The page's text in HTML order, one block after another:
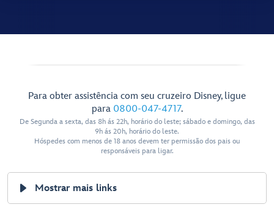
Para obter assistência com seu cruzeiro Disney, ligue
para 0800-047-4717.
De Segunda a sexta, das 8h ás 22h, horário do leste; sábado e domingo, das
9h ás 20h, horário do leste.
Hóspedes com menos de 18 anos devem ter permissão dos pais ou
responsáveis para ligar.
Mostrar mais links